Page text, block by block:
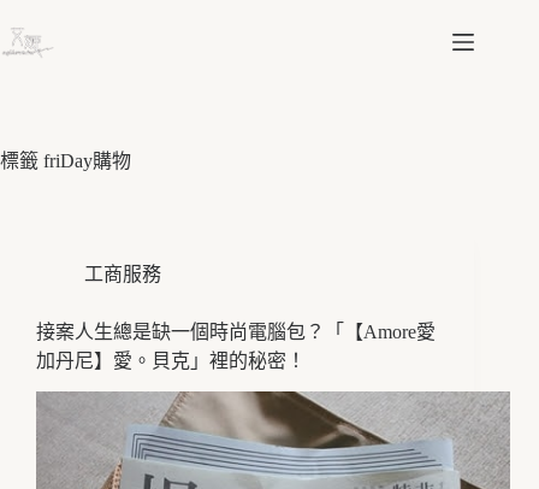
至
容
標籤 friDay購物
工商服務
接案人生總是缺一個時尚電腦包？「【Amore愛
加丹尼】愛。貝克」裡的秘密！